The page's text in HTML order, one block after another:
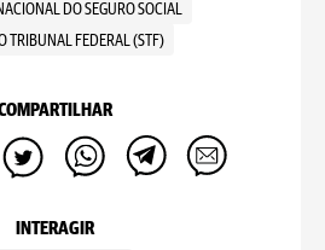
DO SEGURO SOCIAL
TRIBUNAL FEDERAL (STF)
INTERAGIR